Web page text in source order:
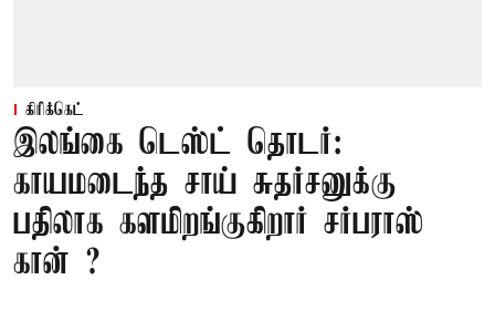
கிரிக்கெட்
இலங்கை டெஸ்ட் தொடர்:
காயமடைந்த சாய் சுதர்சனுக்கு
பதிலாக களமிறங்குகிறார் சர்பராஸ்
கான் ?